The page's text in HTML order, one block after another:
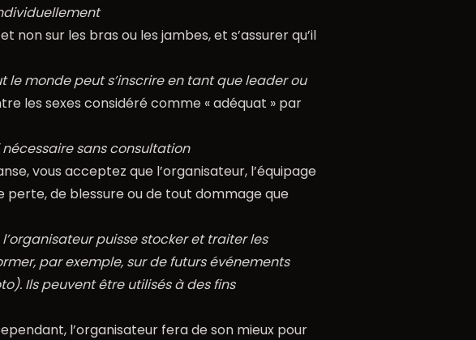
non sur les bras ou les jambes, et s’assurer qu’il
le monde peut s’inscrire en tant que leader ou
les sexes considéré comme « adéquat » par
sans consultation
vous acceptez que l’organisateur, l’équipage
perte, de blessure ou de tout dommage que
puisse stocker et traiter les
par exemple, sur de futurs événements
Ils peuvent être utilisés à des fins
l’organisateur fera de son mieux pour